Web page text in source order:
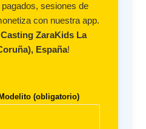
sesiones de
con nuestra app.
Casting ZaraKids La
España!
(obligatorio)